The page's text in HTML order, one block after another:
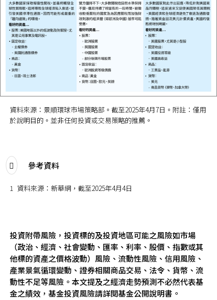
資料來源：景順環球市場策略部。截至2025年4月7日。附註：僅用
於說明目的。並非任何投資或交易策略的推薦。
參考資料
1 資料來源：新華網，截至2025年4月4日
投資附帶風險，投資標的及投資地區可能之風險如市場
（政治、經濟、社會變動、匯率、利率、股價、指數或其
他標的資產之價格波動）風險、流動性風險、信用風險、
產業景氣循環變動、證券相關商品交易、法令、貨幣、流
動性不足等風險。本文提及之經濟走勢預測不必然代表基
金之績效，基金投資風險請詳閱基金公開說明書。